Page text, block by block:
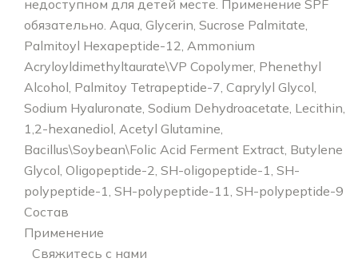
недоступном для детей месте. Применение SPF
обязательно. Aqua, Glycerin, Sucrose Palmitate,
Palmitoyl Hexapeptide-12, Ammonium
Acryloyldimethyltaurate\VP Copolymer, Phenethyl
Alcohol, Palmitoy Tetrapeptide-7, Caprylyl Glycol,
Sodium Hyaluronate, Sodium Dehydroacetate, Lecithin,
1,2-hexanediol, Acetyl Glutamine,
Bacillus\Soybean\Folic Acid Ferment Extract, Butylene
Glycol, Oligopeptide-2, SH-oligopeptide-1, SH-
polypeptide-1, SH-polypeptide-11, SH-polypeptide-9
Состав
Применение
Свяжитесь с нами